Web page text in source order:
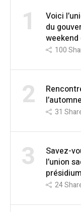
1
Voici
du
weekend
100
2 31
3
Savez-
l’union
24